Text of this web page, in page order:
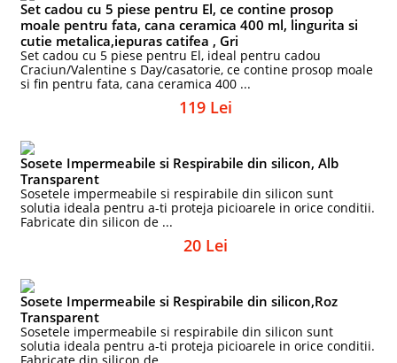
Set cadou cu 5 piese pentru El, ce contine prosop
moale pentru fata, cana ceramica 400 ml, lingurita si
cutie metalica,iepuras catifea , Gri
Set cadou cu 5 piese pentru El, ideal pentru cadou
Craciun/Valentine s Day/casatorie, ce contine prosop moale
si fin pentru fata, cana ceramica 400 ...
119 Lei
Sosete Impermeabile si Respirabile din silicon, Alb
Transparent
Sosetele impermeabile si respirabile din silicon sunt
solutia ideala pentru a-ti proteja picioarele in orice conditii.
Fabricate din silicon de ...
20 Lei
Sosete Impermeabile si Respirabile din silicon,Roz
Transparent
Sosetele impermeabile si respirabile din silicon sunt
solutia ideala pentru a-ti proteja picioarele in orice conditii.